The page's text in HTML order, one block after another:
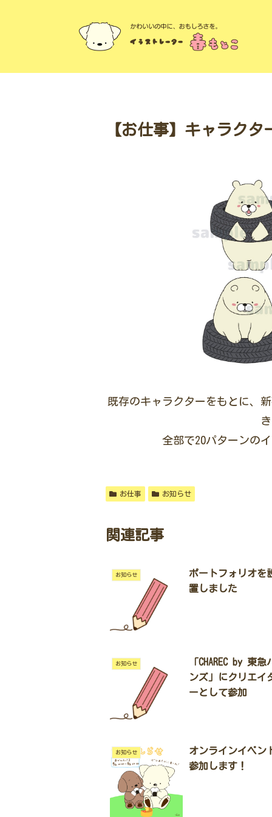
【お仕事】キャラクタ
既存のキャラクターをもとに、
全部で20パターンの
お仕事 お知らせ
関連記事
お知らせ
ポートフォリオを
置しました
お知らせ
「CHAREC by 東急
ンズ」にクリエイ
ーとして参加
お知らせ
オンラインイベン
参加します！